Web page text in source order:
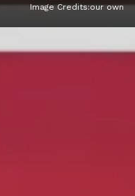
Image Credits:our own